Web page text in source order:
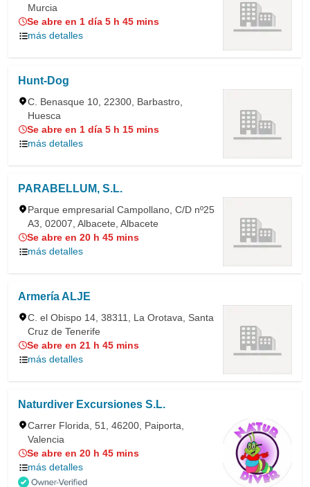
Murcia
Se abre en 1 día 5 h 45 mins
más detalles
Hunt-Dog
C. Benasque 10, 22300, Barbastro,
Huesca
Se abre en 1 día 5 h 15 mins
más detalles
PARABELLUM, S.L.
Parque empresarial Campollano, C/D nº25
A3, 02007, Albacete, Albacete
Se abre en 20 h 45 mins
más detalles
Armería ALJE
C. el Obispo 14, 38311, La Orotava, Santa
Cruz de Tenerife
Se abre en 21 h 45 mins
más detalles
Naturdiver Excursiones S.L.
Carrer Florida, 51, 46200, Paiporta,
Valencia
Se abre en 20 h 45 mins
más detalles